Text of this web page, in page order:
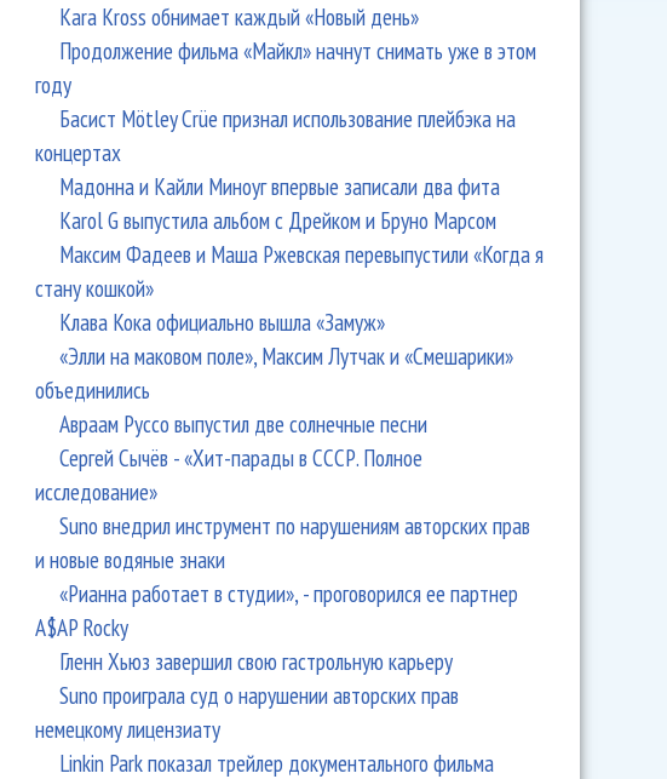
Kara Kross обнимает каждый «Новый день»
Продолжение фильма «Майкл» начнут снимать уже в этом
году
Басист Mötley Crüe признал использование плейбэка на
концертах
Мадонна и Кайли Миноуг впервые записали два фита
Karol G выпустила альбом с Дрейком и Бруно Марсом
Максим Фадеев и Маша Ржевская перевыпустили «Когда я
стану кошкой»
Клава Кока официально вышла «Замуж»
«Элли на маковом поле», Максим Лутчак и «Смешарики»
объединились
Авраам Руссо выпустил две солнечные песни
Сергей Сычёв - «Хит-парады в СССР. Полное
исследование»
Suno внедрил инструмент по нарушениям авторских прав
и новые водяные знаки
«Рианна работает в студии», - проговорился ее партнер
A$AP Rocky
Гленн Хьюз завершил свою гастрольную карьеру
Suno проиграла суд о нарушении авторских прав
немецкому лицензиату
Linkin Park показал трейлер документального фильма